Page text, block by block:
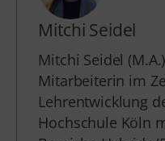
Mitchi Seidel
Mitchi Seidel
Mitarbeiterin im
Lehrentwicklung
Hochschule Köln